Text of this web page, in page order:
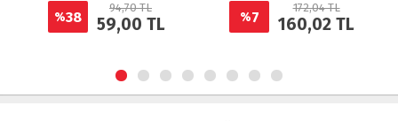
%38
94,70 TL
59,00 TL %7
172,04 TL
160,02 TL